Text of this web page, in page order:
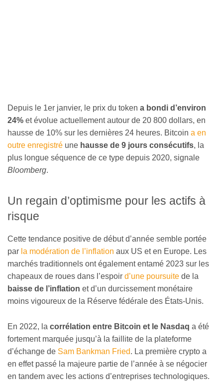
Depuis le 1er janvier, le prix du token a bondi d’environ
24% et évolue actuellement autour de 20 800 dollars, en
hausse de 10% sur les dernières 24 heures. Bitcoin a en
outre enregistré une hausse de 9 jours consécutifs, la
plus longue séquence de ce type depuis 2020, signale
Bloomberg.
Un regain d’optimisme pour les actifs à
risque
Cette tendance positive de début d’année semble portée
par la modération de l’inflation aux US et en Europe. Les
marchés traditionnels ont également entamé 2023 sur les
chapeaux de roues dans l’espoir d’une poursuite de la
baisse de l’inflation et d’un durcissement monétaire
moins vigoureux de la Réserve fédérale des États-Unis.
En 2022, la corrélation entre Bitcoin et le Nasdaq a été
fortement marquée jusqu’à la faillite de la plateforme
d’échange de Sam Bankman Fried. La première crypto a
en effet passé la majeure partie de l’année à se négocier
en tandem avec les actions d’entreprises technologiques.